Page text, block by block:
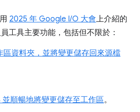
2025 年 Google I/O 大會上介紹的
工具主要功能，包括但不限於：
區資料夾，並將變更儲存回來源檔
並順暢地將變更儲存至工作區。